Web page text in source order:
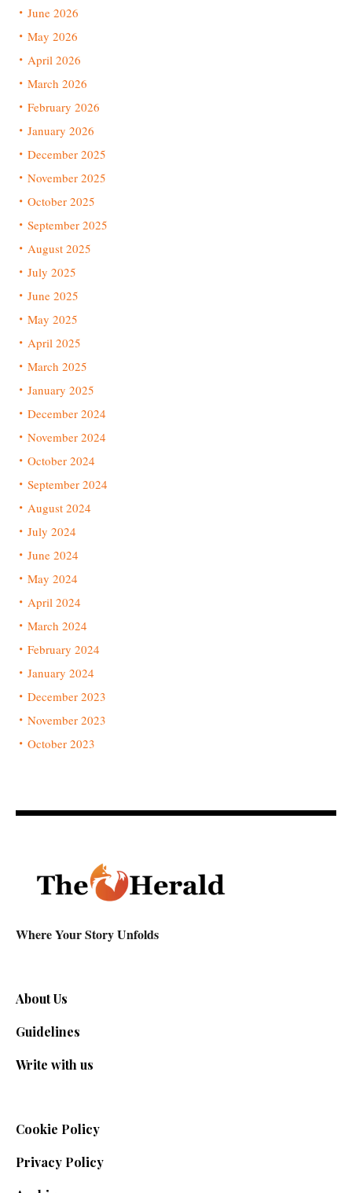
June 2026
May 2026
April 2026
March 2026
February 2026
January 2026
December 2025
November 2025
October 2025
September 2025
August 2025
July 2025
June 2025
May 2025
April 2025
March 2025
January 2025
December 2024
November 2024
October 2024
September 2024
August 2024
July 2024
June 2024
May 2024
April 2024
March 2024
February 2024
January 2024
December 2023
November 2023
October 2023
Where Your Story Unfolds
About Us
Guidelines
Write with us
Cookie Policy
Privacy Policy